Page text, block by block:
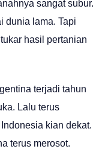
sangat subur.
dunia lama. Tapi
hasil pertanian
terjadi tahun
Lalu terus
kian dekat.
terus merosot.